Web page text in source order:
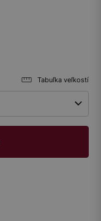
Tabuľka veľkostí